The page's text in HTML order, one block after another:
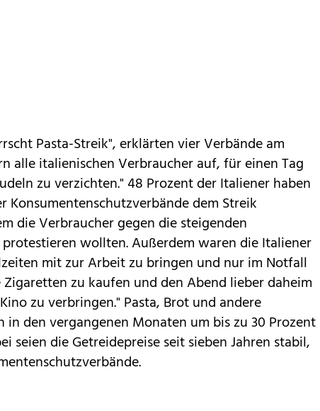
Pasta-Streik", erklärten vier Verbände am
alle italienischen Verbraucher auf, für einen Tag
zu verzichten." 48 Prozent der Italiener haben
Konsumentenschutzverbände dem Streik
die Verbraucher gegen die steigenden
wollten. Außerdem waren die Italiener
mit zur Arbeit zu bringen und nur im Notfall
zu kaufen und den Abend lieber daheim
zu verbringen." Pasta, Brot und andere
in den vergangenen Monaten um bis zu 30 Prozent
seien die Getreidepreise seit sieben Jahren stabil,